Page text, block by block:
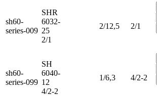
sh60-
series-009
SHR
6032-
25
2/1
2/12,5 2/1
sh60-
series-099
SH
6040-
12
4/2-2
1/6,3 4/2-2